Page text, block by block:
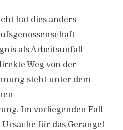
hat dies anders
als Arbeitsunfall
Weg von der
steht unter dem
Im vorliegenden Fall
für das Gerangel